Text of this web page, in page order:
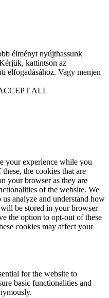
élményt nyújthassunk
kattintson az
elfogadásához. Vagy menjen
ALL
your experience while you
the cookies that are
your browser as they are
of the website. We
analyze and understand how
be stored in your browser
the option to opt-out of these
cookies may affect your
for the website to
basic functionalities and